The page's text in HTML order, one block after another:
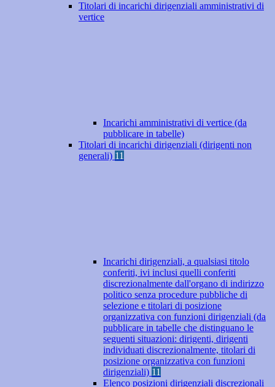
Titolari di incarichi dirigenziali amministrativi di
vertice
Incarichi amministrativi di vertice (da
pubblicare in tabelle)
Titolari di incarichi dirigenziali (dirigenti non
generali) 11
Incarichi dirigenziali, a qualsiasi titolo
conferiti, ivi inclusi quelli conferiti
discrezionalmente dall'organo di indirizzo
politico senza procedure pubbliche di
selezione e titolari di posizione
organizzativa con funzioni dirigenziali (da
pubblicare in tabelle che distinguano le
seguenti situazioni: dirigenti, dirigenti
individuati discrezionalmente, titolari di
posizione organizzativa con funzioni
dirigenziali) 11
Elenco posizioni dirigenziali discrezionali